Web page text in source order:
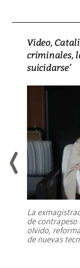
Video,
criminales,
suicidarse’
La
de contrapeso
olvido,
de nuevas